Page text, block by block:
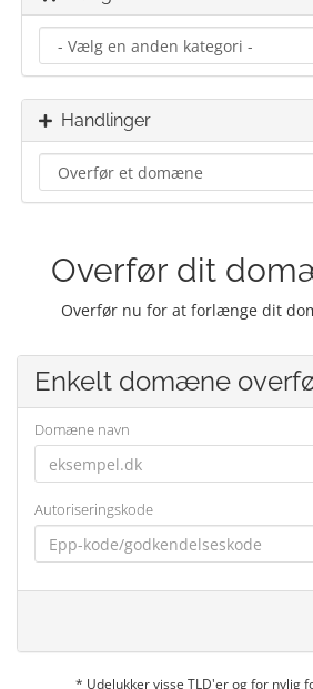
Handlinger
Overfør dit
Overfør nu for at forlænge dit
Enkelt domæne
Domæne navn
Autoriseringskode
* Udelukker visse TLD'er og for nylig